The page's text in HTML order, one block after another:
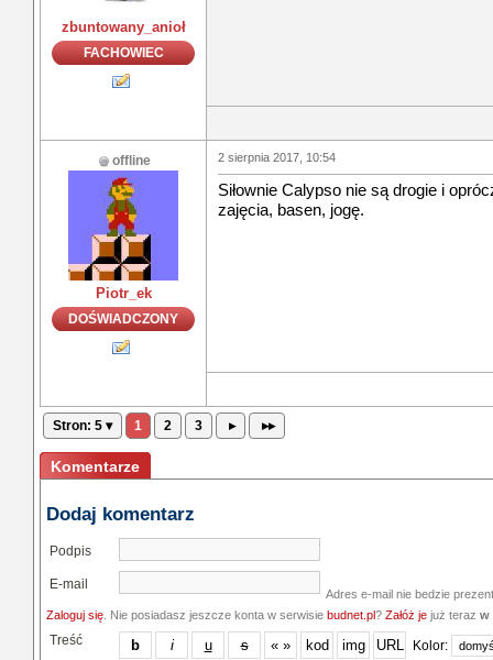
zbuntowany_anioł
FACHOWIEC
offline
Piotr_ek
DOŚWIADCZONY
2 sierpnia 2017, 10:54
Siłownie Calypso nie są drogie i
zajęcia, basen, jogę.
Stron: 5 ▾ 1 2 3 ▸ ▸▸
Komentarze
Dodaj komentarz
Podpis
E-mail
Adres e-mail nie bedzie
Zaloguj się . Nie posiadasz jeszcze konta w serwisie budnet.pl? Załóż je już teraz w
Treść Kolor: